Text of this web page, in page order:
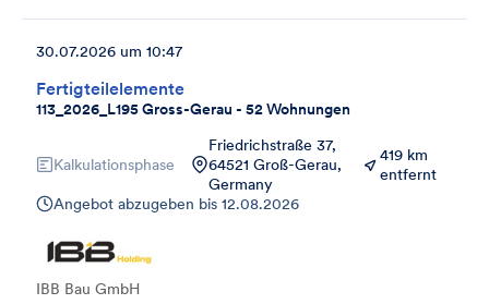
Fertigteilelemente
113_2026_L195 Gross-Gerau - 52 Wohnungen
30.07.2026 um 10:47
Kalkulationsphase
Friedrichstraße 37,
64521 Groß-Gerau,
Germany
419 km
entfernt
Angebot abzugeben bis 12.08.2026
IBB Bau GmbH